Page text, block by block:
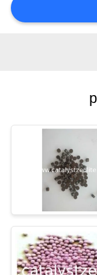
SITEMAP